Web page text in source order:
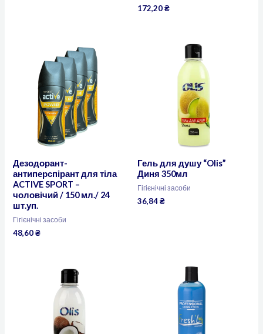
172,20₴
Дезодорант-
антиперспірант для тіла
ACTIVE SPORT –
чоловічий / 150 мл./ 24
шт.уп.
Гігієнічні засоби
48,60₴
Гель для душу “Olis”
Диня 350мл
Гігієнічні засоби
36,84₴